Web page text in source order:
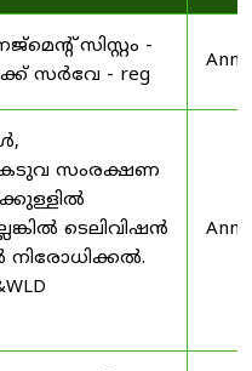
സിസ്റ്റം -
സർവേ - reg
കടുവ സംരക്ഷണ
ടെലിവിഷൻ
നിരോധിക്കൽ.